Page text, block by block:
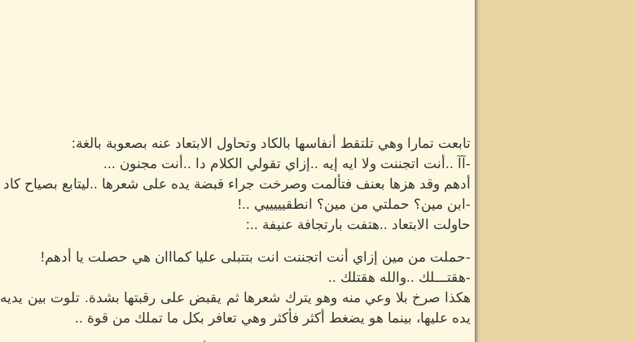
تابعت تمارا وهي تلتقط أنفاسها بالكاد وتحاول الابتعاد عنه بصعوبة بالغة:
-آآ ..أنت اتجننت ولا ايه إيه ..إزاي تقولي الكلام دا ..أنت مجنون ...
أدهم وقد هزها بعنف فتألمت وصرخت جراء قبضة يده على شعرها ..ليتابع بصياح كاد
-ابن مين؟ حملتي من مين؟ انطقيييييي ..!
حاولت الابتعاد ..هتفت بارتجافة عنيفة ..:
-حملت من مين إزاي أنت اتجننت انت بتتبلى عليا كمااان هي حصلت يا أدهم!
-هقتـــلك ..والله هقتلك ..
هكذا صرخ بلا وعي منه وهو يترك شعرها ثم يقبض على رقبتها بشدة. تلوت بين
يده عليها، بينما هو يضغط أكثر فأكثر وهي تعافر بكل ما تملك من قوة ..